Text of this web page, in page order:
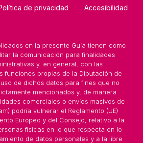
de privacidad Accesibilidad
en la presente Guía tienen como
la comunicación para finalidades
y, en general, con las
funciones propias de la Diputación de
de dichos datos para fines que no
mencionados y, de manera
comerciales o envíos masivos de
podría vulnerar el Reglamento (UE)
Europeo y del Consejo, relativo a la
físicas en lo que respecta en lo
de datos personales y a la libre